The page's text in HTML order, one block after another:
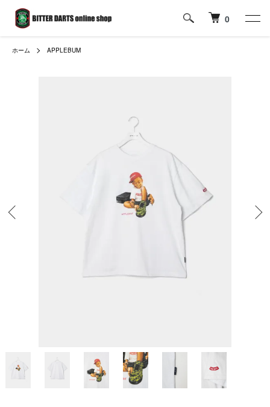
0
ホーム APPLEBUM